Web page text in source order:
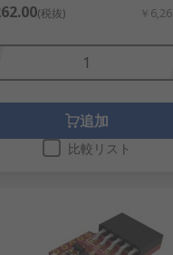
(税抜) ￥
追加
比較リスト